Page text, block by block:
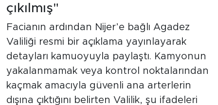
çıkılmış"
Facianın ardından Nijer’e bağlı Agadez
Valiliği resmi bir açıklama yayınlayarak
detayları kamuoyuyla paylaştı. Kamyonun
yakalanmamak veya kontrol noktalarından
kaçmak amacıyla güvenli ana arterlerin
dışına çıktığını belirten Valilik, şu ifadeleri